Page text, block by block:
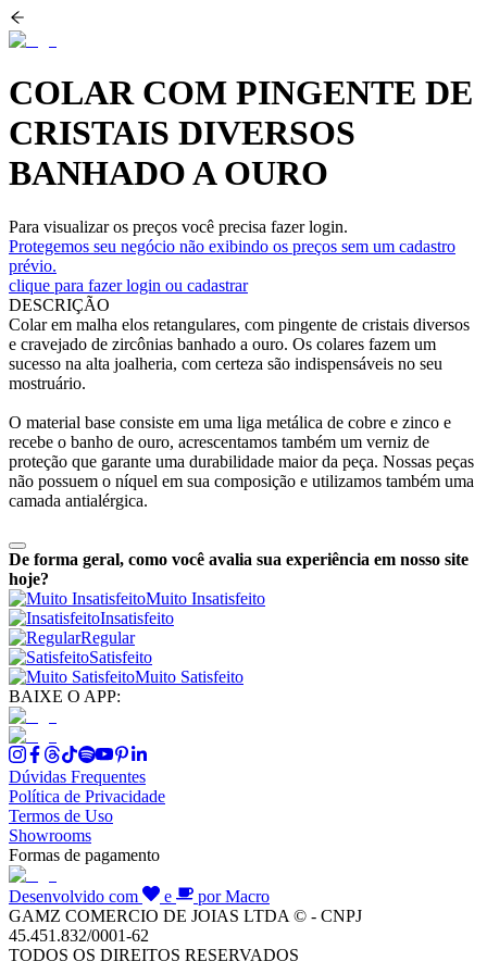
COLAR COM PINGENTE DE
CRISTAIS DIVERSOS
BANHADO A OURO
Para visualizar os preços você precisa fazer login.
Protegemos seu negócio não exibindo os preços sem um cadastro
prévio.
clique para fazer login ou cadastrar
DESCRIÇÃO
Colar em malha elos retangulares, com pingente de cristais diversos
e cravejado de zircônias banhado a ouro. Os colares fazem um
sucesso na alta joalheria, com certeza são indispensáveis no seu
mostruário.
O material base consiste em uma liga metálica de cobre e zinco e
recebe o banho de ouro, acrescentamos também um verniz de
proteção que garante uma durabilidade maior da peça. Nossas peças
não possuem o níquel em sua composição e utilizamos também uma
camada antialérgica.
De forma geral, como você avalia sua experiência em nosso site
hoje?
Muito Insatisfeito
Insatisfeito
Regular
Satisfeito
Muito Satisfeito
BAIXE O APP:
Dúvidas Frequentes
Política de Privacidade
Termos de Uso
Showrooms
Formas de pagamento
Desenvolvido com e
por Macro
GAMZ COMERCIO DE JOIAS LTDA © - CNPJ
45.451.832/0001-62
TODOS OS DIREITOS RESERVADOS